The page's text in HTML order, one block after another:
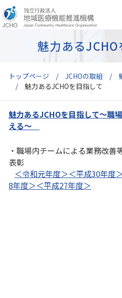
トップページ JCHOの取組
魅力あるJCHOを目指して
魅力ある
魅力あるJCHOを目指して～職
える～
・職場内チームによる業務改善
表彰
＜令和元年度＞＜平成30年度＞
8年度＞＜平成27年度＞